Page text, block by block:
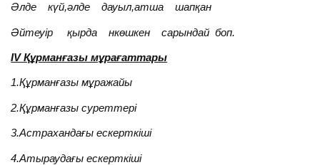
Әлде күй,әлде дауыл,атша шапқан
Әйтеуір қырда нкөшкен сарындай боп.
IV Құрманғазы мұрағаттары
1.Құрманғазы мұражайы
2.Құрманғазы суреттері
3.Астрахандағы ескерткіші
4.Атыраудағы ескерткіші